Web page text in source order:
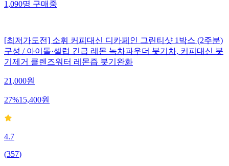
1,090명구매중
[최저가도전] 소휘 커피대신 디카페인 그린티샷 1박스 (2주분)
구성 / 아이돌·셀럽 긴급 레몬 녹차파우더 붓기차, 커피대신 붓
기제거 클렌즈워터 레몬즙 붓기완화
21,000원
27%15,400원
4.7
(357)